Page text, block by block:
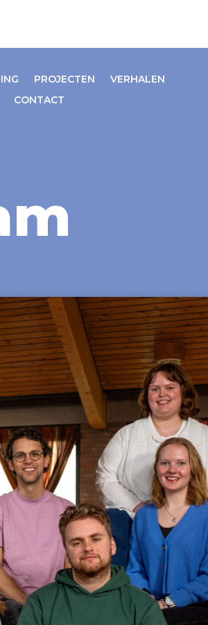
PROJECTEN
VERHALEN
CONTACT